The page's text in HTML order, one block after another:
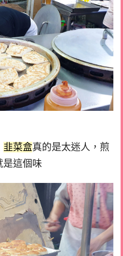
韭菜盒真的是太迷人， 煎
是這個味